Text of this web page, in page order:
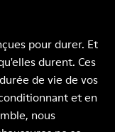
pour durer. Et
durent. Ces
de vie de vos
et en
nous